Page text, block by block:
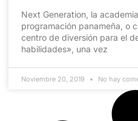
Next Generation, la
programación panameña, o
centro de diversión para el
habilidades», una vez
Noviembre 20, 2019 No hay